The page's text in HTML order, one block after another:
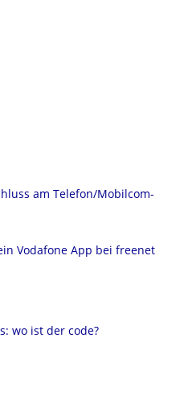
am Telefon/Mobilcom-
Vodafone App bei freenet
wo ist der code?